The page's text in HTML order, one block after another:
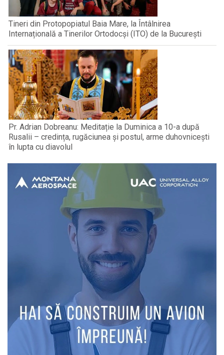
Tineri din Protopopiatul Baia Mare, la Întâlnirea
Internațională a Tinerilor Ortodocși (ITO) de la București
Pr. Adrian Dobreanu: Meditație la Duminica a 10-a după
Rusalii – credința, rugăciunea și postul, arme duhovnicești
în lupta cu diavolul